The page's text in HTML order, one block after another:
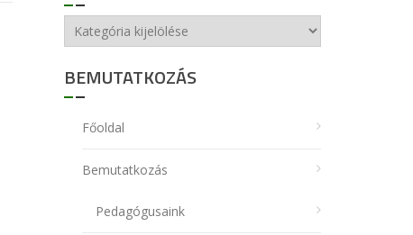
Kategóriák
BEMUTATKOZÁS
Főoldal
Bemutatkozás
Pedagógusaink